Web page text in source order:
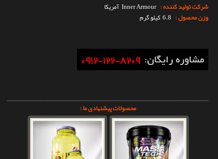
شرکت تولید کننده : Inner Armour آمریکا
وزن محصول : 6.8 کیلو گرم
محصولات پیشنهادی ما :